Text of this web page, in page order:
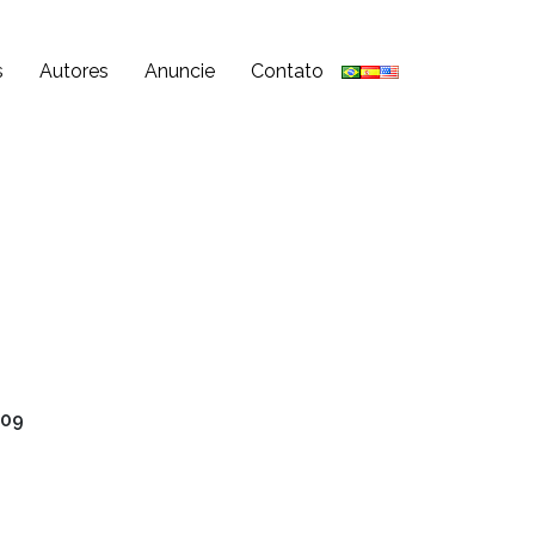
Autores Anuncie Contato